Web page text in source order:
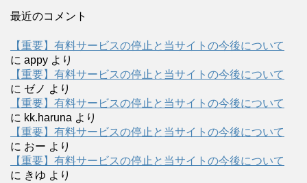
最近のコメント
【重要】有料サービスの停止と当サイトの今後について
に appy より
【重要】有料サービスの停止と当サイトの今後について
に ゼノ より
【重要】有料サービスの停止と当サイトの今後について
に kk.haruna より
【重要】有料サービスの停止と当サイトの今後について
に おー より
【重要】有料サービスの停止と当サイトの今後について
に きゆ より